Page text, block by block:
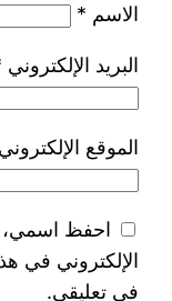
الاسم *
البريد الإلكتروني
الموقع الإلكتروني
احفظ اسمي،
الإلكتروني في
في تعليقي.